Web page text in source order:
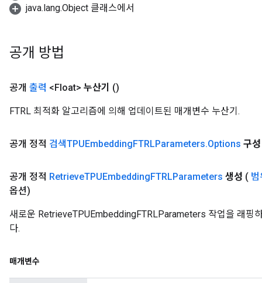
java.lang.Object 클래스에서
공개 방법
공개 출력 <Float> 누산기 ()
FTRL 최적화 알고리즘에 의해 업데이트된 매개변수 누산기.
공개 정적 검색TPUEmbeddingFTRLParameters.Options 구성
공개 정적 RetrieveTPUEmbeddingFTRLParameters 생성 ( 범
옵션)
새로운 RetrieveTPUEmbeddingFTRLParameters 작업을 래핑
다.
매개변수